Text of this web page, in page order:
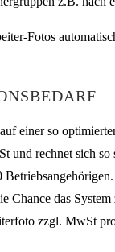
einer so
und rechnet sich so
Betriebsangehörigen.
Chance das
zzgl. MwSt